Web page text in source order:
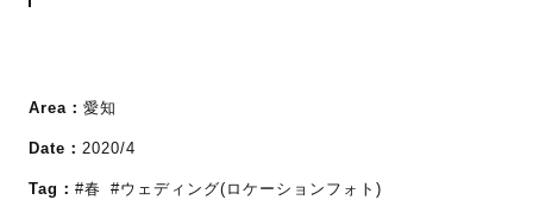
Area： 愛知
Date： 2020/4
Tag： #春 #ウェディング(ロケーションフォト)